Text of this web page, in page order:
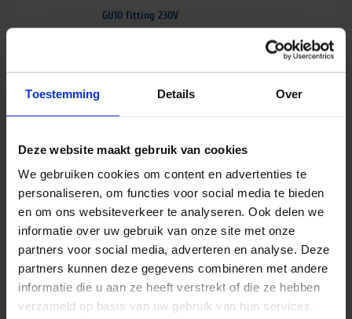
Toestemming Details Over
Deze website maakt gebruik van cookies
We gebruiken cookies om content en advertenties te
personaliseren, om functies voor social media te bieden
en om ons websiteverkeer te analyseren. Ook delen we
informatie over uw gebruik van onze site met onze
partners voor social media, adverteren en analyse. Deze
partners kunnen deze gegevens combineren met andere
informatie die u aan ze heeft verstrekt of die ze hebben
verzameld op basis van uw gebruik van hun services.
GU10 fitting 230V
+
€0,63 incl.btw
Philips CorePro LED spot 3W 827 GU10 36D |
dimbaar – vervangt 35W
+
-
winkelmand
€1,80 excl. btw
€ 2,18 incl.btw